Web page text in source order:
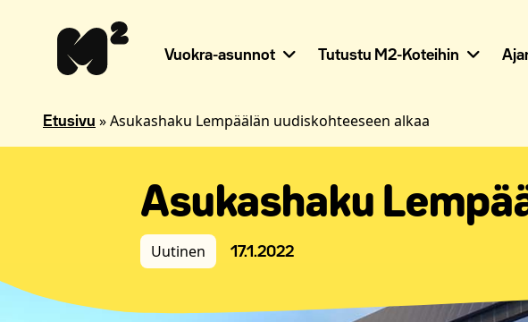
sisältöön
sivuston
käyttöön
näkövammaisille
Vuokra-asunnot Tutustu M2-Koteihin
Etusivu »Asukashaku Lempäälän uudiskohteeseen alkaa
Asukashaku
Uutinen 17.1.2022